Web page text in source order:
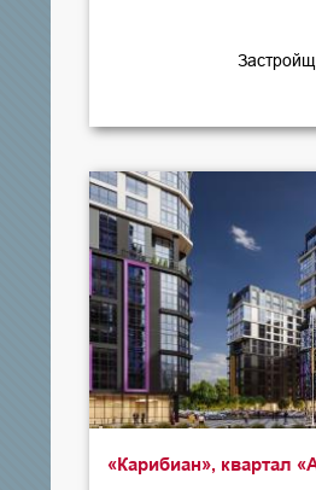
Застройщик:
«Карибиан», квартал